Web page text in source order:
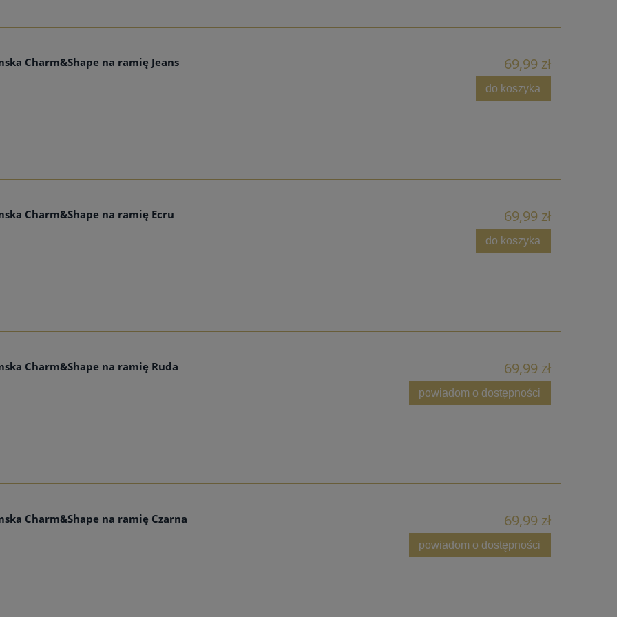
Charm&Shape na ramię Jeans 69,99 zł
do koszyka
Charm&Shape na ramię Ecru 69,99 zł
do koszyka
Charm&Shape na ramię Ruda 69,99 zł
powiadom o dostępności
Charm&Shape na ramię Czarna 69,99 zł
powiadom o dostępności